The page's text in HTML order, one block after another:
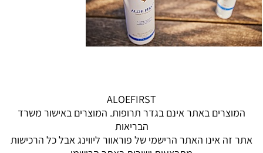
ALOEFIRST
המוצרים באתר אינם בגדר תרופות. המוצרים באישור משרד
הבריאות
אתר זה אינו האתר הרישמי של פוראוור ליווינג אבל כל הרכישות